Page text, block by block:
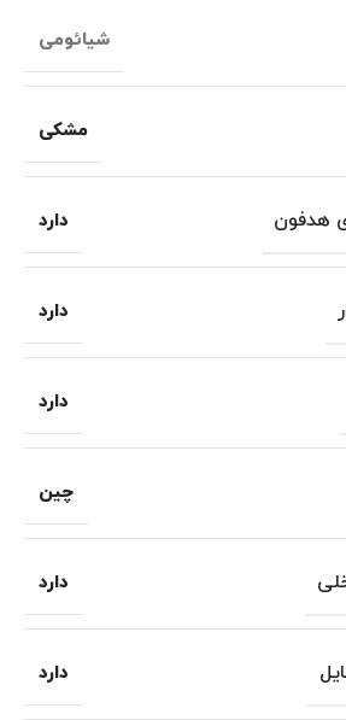
شیائومی
مشکی
دارد
دارد
دارد
چین
دارد
دارد